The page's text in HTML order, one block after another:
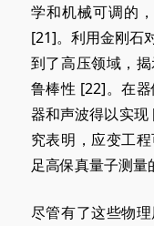
学和机械可调的
[21]。利用金刚石
到了高压领域，
鲁棒性 [22]。在
器和声波得以实现
究表明，应变工
足高保真量子测量
尽管有了这些物